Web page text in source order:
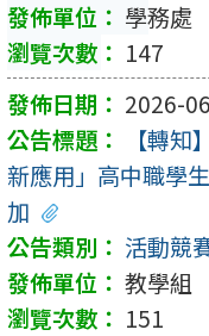
學務處
147
2026-
【轉
新應用」高中職學
加
活動競
教學組
151